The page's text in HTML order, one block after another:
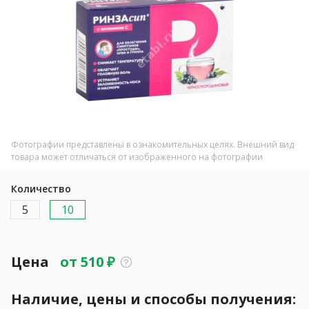
Фотографии представлены в ознакомительных целях. Внешний вид
товара может отличаться от изображенного на фотографии
Количество
5 10
Цена от 510₽
Наличие, цены и способы получения: